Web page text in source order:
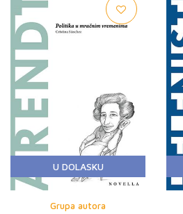
U DOLASKU
Grupa autora